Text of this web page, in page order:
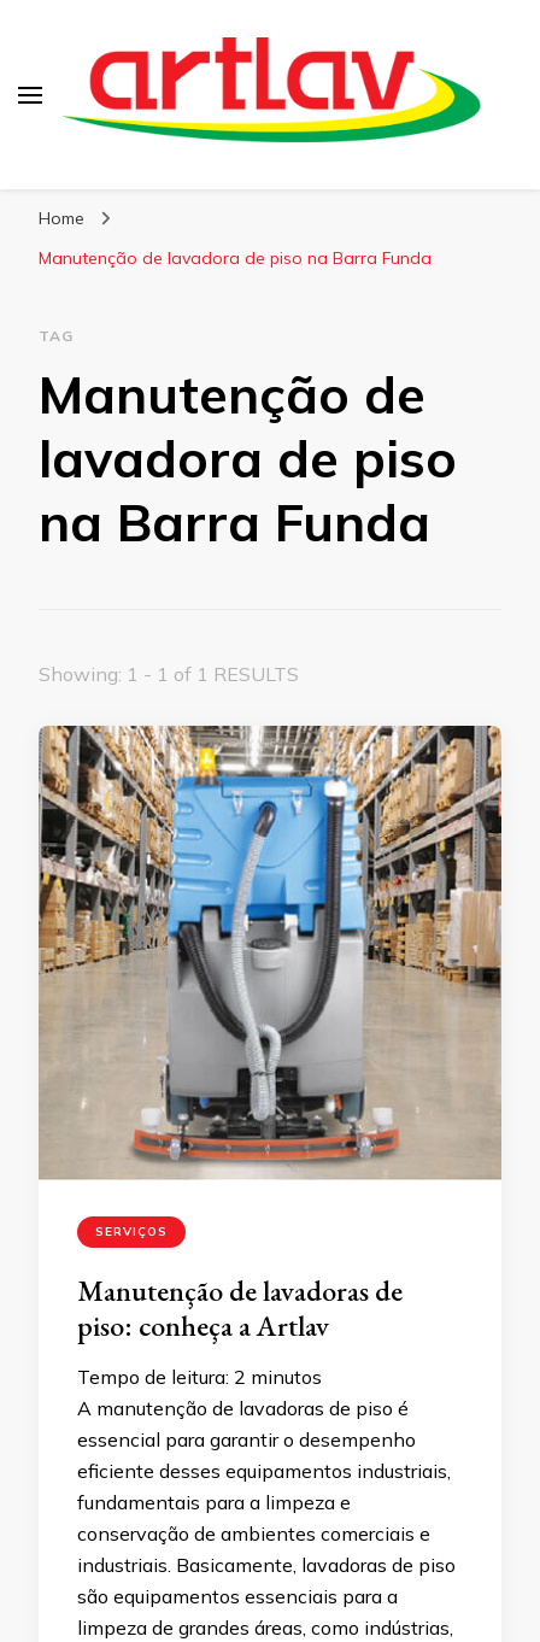
Home
Manutenção de lavadora de piso na Barra Funda
TAG
Manutenção de
lavadora de piso
na Barra Funda
Showing: 1 - 1 of 1 RESULTS
SERVIÇOS
Manutenção de lavadoras de
piso: conheça a Artlav
Tempo de leitura: 2 minutos
A manutenção de lavadoras de piso é
essencial para garantir o desempenho
eficiente desses equipamentos industriais,
fundamentais para a limpeza e
conservação de ambientes comerciais e
industriais. Basicamente, lavadoras de piso
são equipamentos essenciais para a
limpeza de grandes áreas, como indústrias,